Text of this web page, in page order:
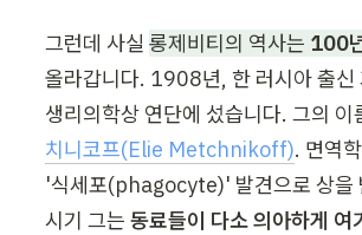
그런데 사실 롱제비티의 역사는 100
올라갑니다. 1908년, 한 러시아 출신
생리의학상 연단에 섰습니다. 그의 이
치니코프(Elie Metchnikoff). 면역
'식세포(phagocyte)' 발견으로 상을
시기 그는 동료들이 다소 의아하게 여